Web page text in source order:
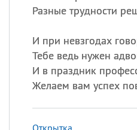
Разные трудности
И при невзгодах
Тебе ведь нужен
И в праздник
Желаем вам успех
Открытка